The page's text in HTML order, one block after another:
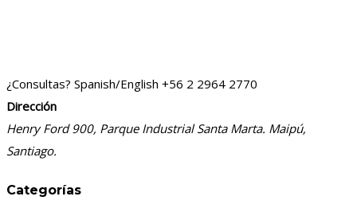
¿Consultas? Spanish/English +56 2 2964 2770
Dirección
Henry Ford 900, Parque Industrial Santa Marta. Maipú,
Santiago.
Categorías